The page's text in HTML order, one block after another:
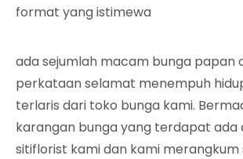
format yang istimewa
ada sejumlah macam bunga papan
perkataan selamat menempuh
terlaris dari toko bunga kami.
karangan bunga yang terdapat ada
sitiflorist kami dan kami merangkum